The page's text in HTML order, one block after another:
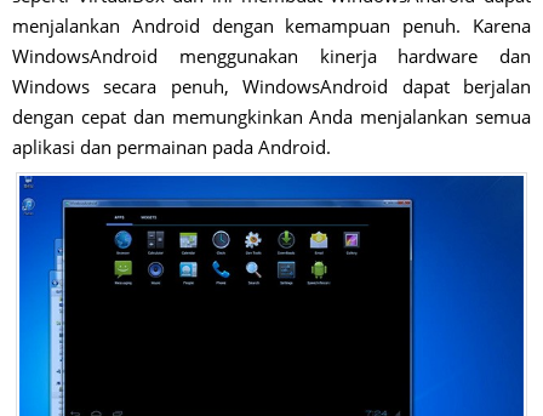
menjalankan Android dengan kemampuan penuh. Karena
WindowsAndroid menggunakan kinerja hardware dan
Windows secara penuh, WindowsAndroid dapat berjalan
dengan cepat dan memungkinkan Anda menjalankan semua
aplikasi dan permainan pada Android.